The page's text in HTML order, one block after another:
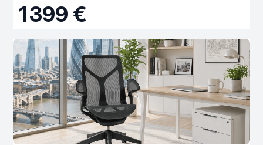
1 399 €